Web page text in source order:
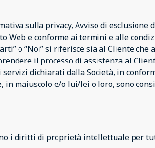
sulla privacy, Avviso di esclusione
Web e conforme ai termini e alle
o “Noi” si riferisce sia al Cliente
il processo di assistenza al
dichiarati dalla Società, in
maiuscolo e/o lui/lei o loro, sono
i diritti di proprietà intellettuale per